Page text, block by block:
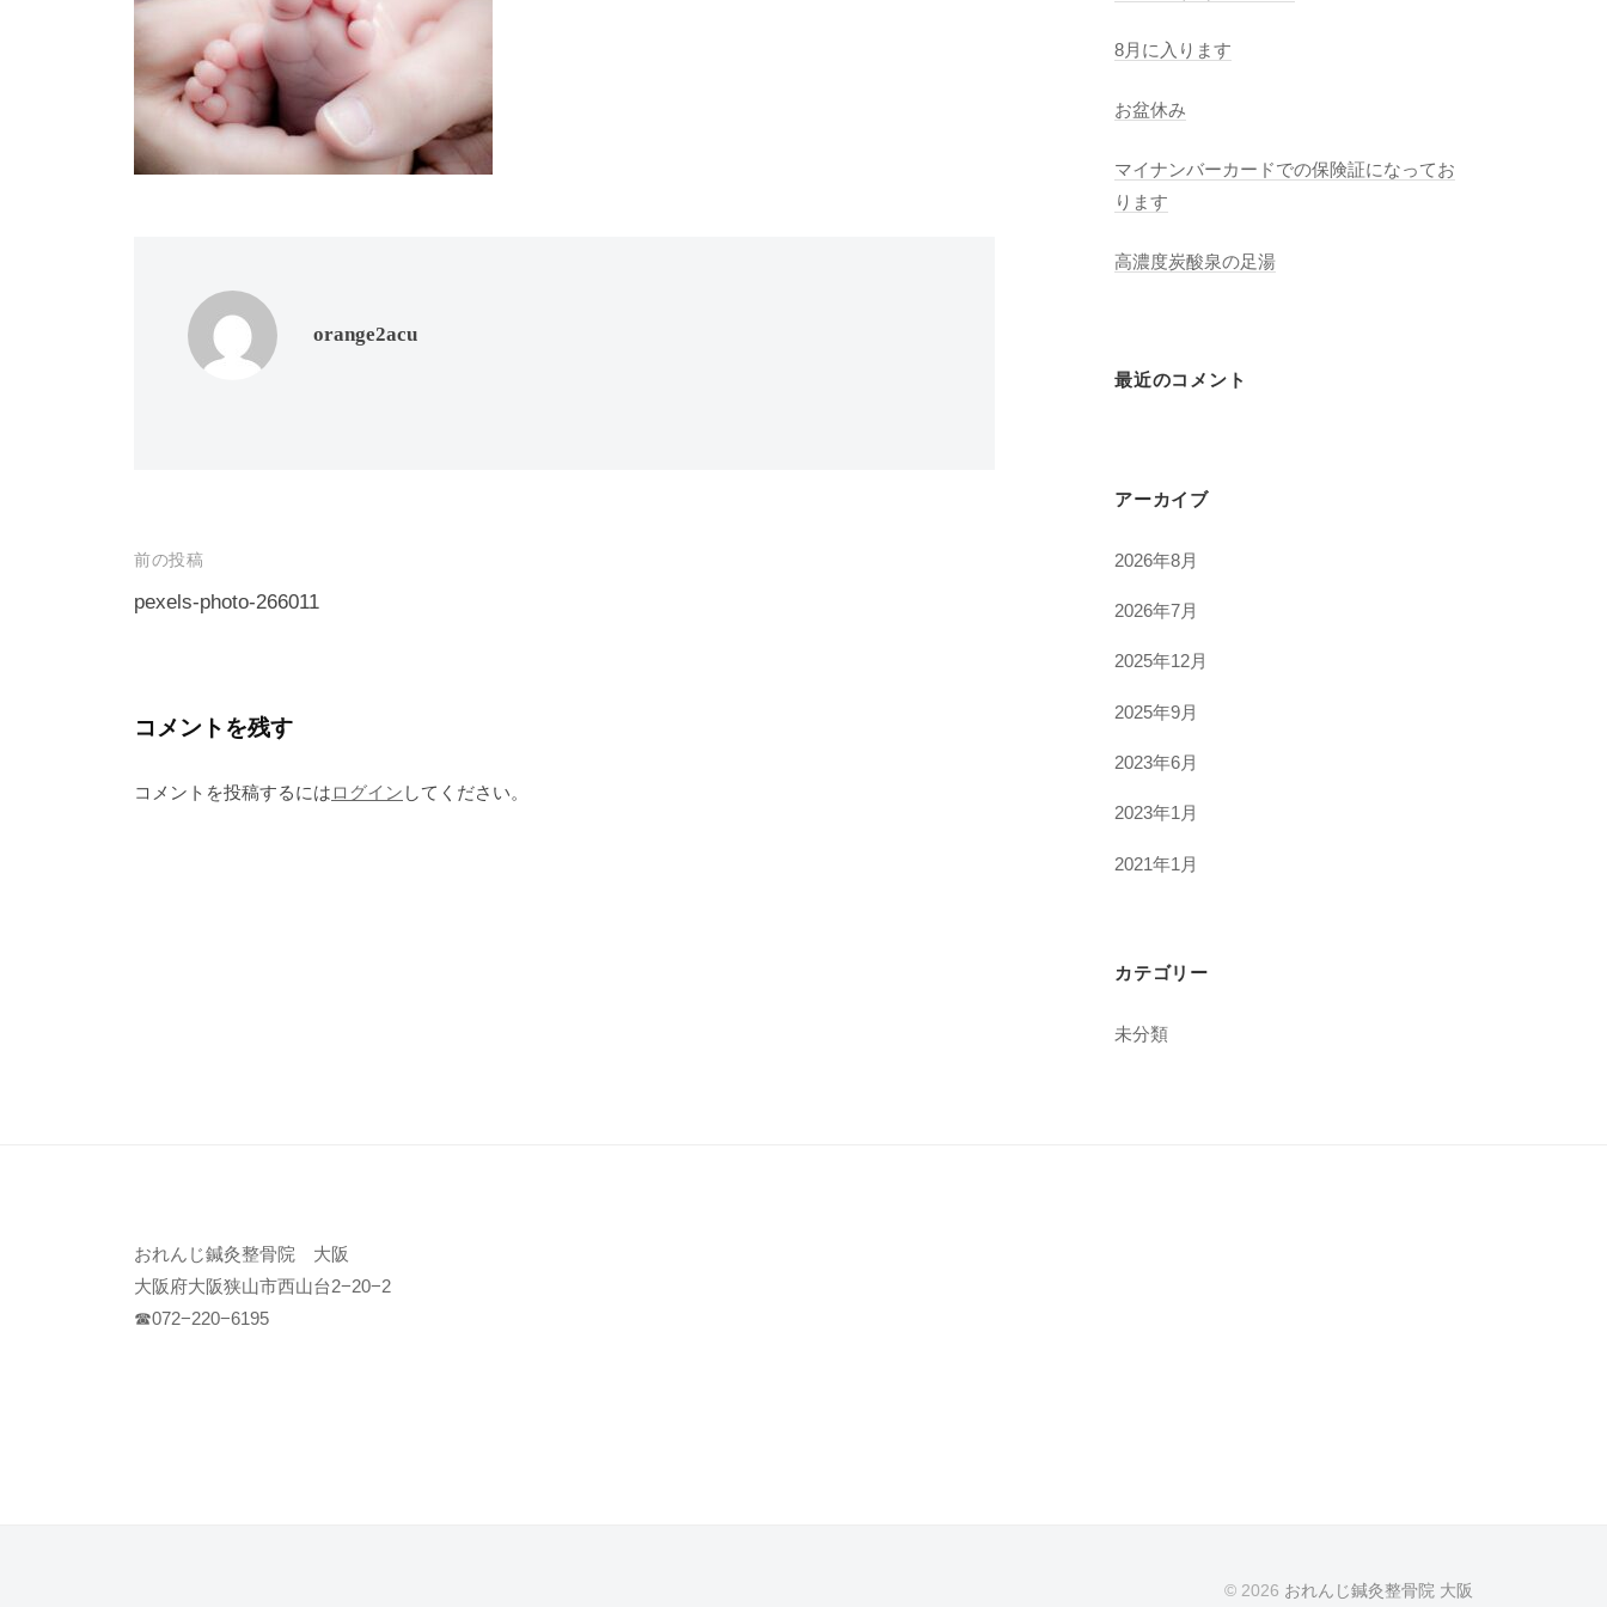
大
阪
orange2acu
投
稿
ゲ
シ
前の投稿
pexels-photo-266011
コメントを残す
コメントを投稿するにはログイン してください。
8月に入ります
お盆休み
マイナンバーカードでの保険証になってお
ります
高濃度炭酸泉の足湯
最近のコメント
アーカイブ
2026年8月
2026年7月
2025年12月
2025年9月
2023年6月
2023年1月
2021年1月
カテゴリー
未分類
おれんじ鍼灸整骨院 大阪
大阪府大阪狭山市西山台2−20−2
☎︎072−220−6195
© 2026 おれんじ鍼灸整骨院 大阪